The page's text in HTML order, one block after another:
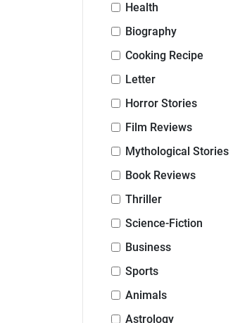
Health
Biography
Cooking Recipe
Letter
Horror Stories
Film Reviews
Mythological Stories
Book Reviews
Thriller
Science-Fiction
Business
Sports
Animals
Astrology